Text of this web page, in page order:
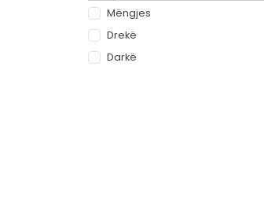
Mëngjes
Drekë
Darkë